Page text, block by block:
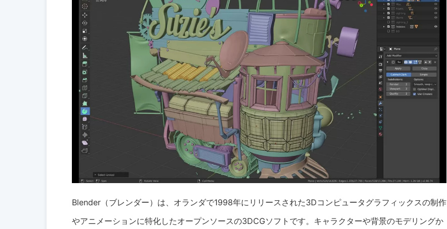
Blender（ブレンダー）は、オランダで1998年にリリースされた3Dコンピュータグラフィックスの制作
やアニメーションに特化したオープンソースの3DCGソフトです。キャラクターや背景のモデリングか